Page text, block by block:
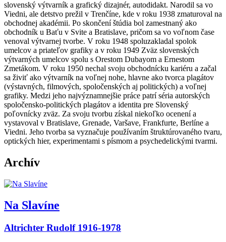
slovenský výtvarník a grafický dizajnér, autodidakt. Narodil sa vo
Viedni, ale detstvo prežil v Trenčíne, kde v roku 1938 zmaturoval na
obchodnej akadémii. Po skončení štúdia bol zamestnaný ako
obchodník u Baťu v Svite a Bratislave, pričom sa vo voľnom čase
venoval výtvarnej tvorbe. V roku 1948 spoluzakladal spolok
umelcov a priateľov grafiky a v roku 1949 Zväz slovenských
výtvarných umelcov spolu s Orestom Dubayom a Ernestom
Zmetákom. V roku 1950 nechal svoju obchodnícku kariéru a začal
sa živiť ako výtvarník na voľnej nohe, hlavne ako tvorca plagátov
(výstavných, filmových, spoločenských aj politických) a voľnej
grafiky. Medzi jeho najvýznamnejšie práce patrí séria autorských
spoločensko-politických plagátov a identita pre Slovenský
poľovnícky zväz. Za svoju tvorbu získal niekoľko ocenení a
vystavoval v Bratislave, Grenade, Varšave, Frankfurte, Berlíne a
Viedni. Jeho tvorba sa vyznačuje používaním štruktúrovaného tvaru,
optických hier, experimentami s písmom a psychedelickými tvarmi.
Archív
Na Slavíne
Altrichter Rudolf 1916-1978